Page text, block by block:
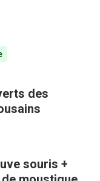
des
souris +